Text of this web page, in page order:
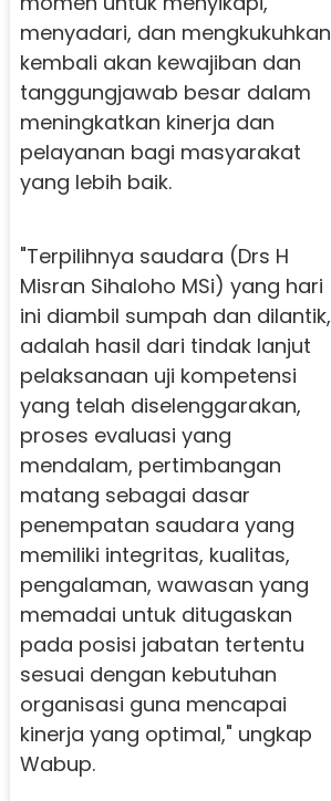
menyadari, dan mengkukuhkan
kembali akan kewajiban dan
tanggungjawab besar dalam
meningkatkan kinerja dan
pelayanan bagi masyarakat
yang lebih baik.
"Terpilihnya saudara (Drs H
Misran Sihaloho MSi) yang hari
ini diambil sumpah dan dilantik,
adalah hasil dari tindak lanjut
pelaksanaan uji kompetensi
yang telah diselenggarakan,
proses evaluasi yang
mendalam, pertimbangan
matang sebagai dasar
penempatan saudara yang
memiliki integritas, kualitas,
pengalaman, wawasan yang
memadai untuk ditugaskan
pada posisi jabatan tertentu
sesuai dengan kebutuhan
organisasi guna mencapai
kinerja yang optimal," ungkap
Wabup.